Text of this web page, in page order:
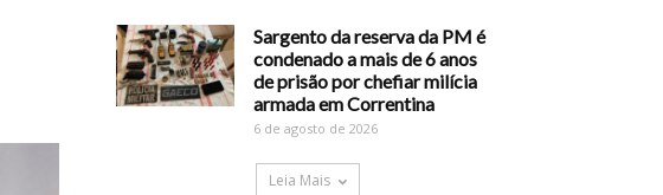
Sargento da reserva da PM é
condenado a mais de 6 anos
de prisão por chefiar milícia
armada em Correntina
6 de agosto de 2026
Leia Mais